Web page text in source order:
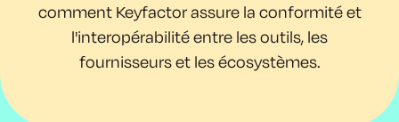
comment Keyfactorassure la conformité et
l'interopérabilité entre les outils, les
fournisseurs et les écosystèmes.